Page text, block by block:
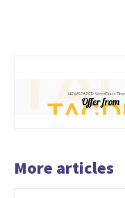
More articles